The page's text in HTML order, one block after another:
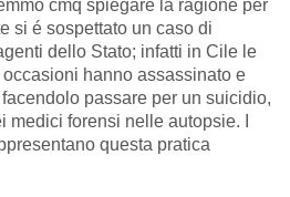
cmq spiegare la ragione per
si é sospettato un caso di
dello Stato; infatti in Cile le
hanno assassinato e
passare per un suicidio,
forensi nelle autopsie. I
questa pratica